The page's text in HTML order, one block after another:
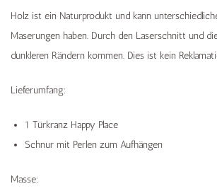
Holz ist ein Naturprodukt und kann
Maserungen haben. Durch den Laserschnitt und
dunkleren Rändern kommen. Dies ist kein
Lieferumfang:
1 Türkranz Happy Place
Schnur mit Perlen zum Aufhängen
Masse: